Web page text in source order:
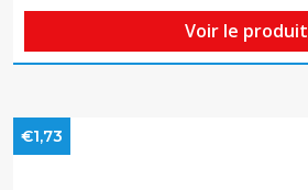
Voir le produit
€1,73